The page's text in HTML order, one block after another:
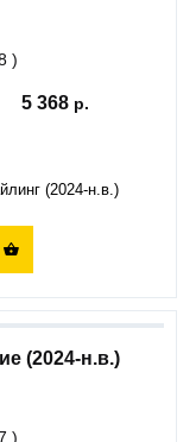
)
5 368
(2024-н.в.)

(2024-н.в.)
)